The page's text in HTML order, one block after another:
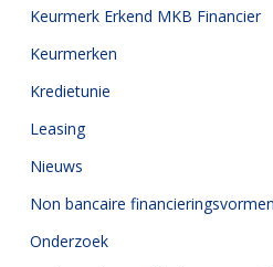
Keurmerk Erkend MKB Financier
Keurmerken
Kredietunie
Leasing
Nieuws
Non bancaire financieringsvormen
Onderzoek